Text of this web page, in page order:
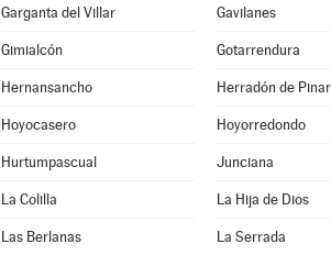
Garganta del Villar Gavilanes
Gimialcón Gotarrendura
Hernansancho Herradón de
Hoyocasero Hoyorredondo
Hurtumpascual Junciana
La Colilla La Hija de Dios
Las Berlanas La Serrada